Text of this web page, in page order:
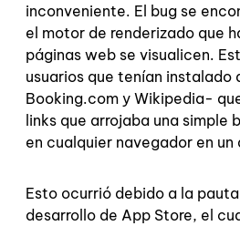
inconveniente. El bug se
el motor de renderizado que
páginas web se visualicen.
usuarios que tenían
Booking.com y Wikipedia-
links que arrojaba una simple
en cualquier navegador en un
Esto ocurrió debido a la pauta
desarrollo de App Store, el